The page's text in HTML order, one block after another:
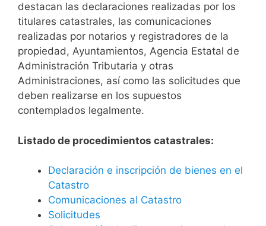
destacan las declaraciones realizadas por los
titulares catastrales, las comunicaciones
realizadas por notarios y registradores de la
propiedad, Ayuntamientos, Agencia Estatal de
Administración Tributaria y otras
Administraciones, así como las solicitudes que
deben realizarse en los supuestos
contemplados legalmente.
Listado de procedimientos catastrales:
Declaración e inscripción de bienes en el
Catastro
Comunicaciones al Catastro
Solicitudes